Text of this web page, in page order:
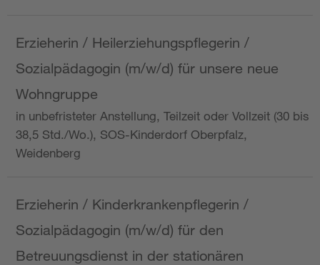
Erzieherin / Heilerziehungspflegerin /
Sozialpädagogin (m/w/d) für unsere neue
Wohngruppe
in unbefristeter Anstellung, Teilzeit oder Vollzeit (30 bis
38,5 Std./Wo.), SOS-Kinderdorf Oberpfalz,
Weidenberg
Erzieherin / Kinderkrankenpflegerin /
Sozialpädagogin (m/w/d) für den
Betreuungsdienst in der stationären